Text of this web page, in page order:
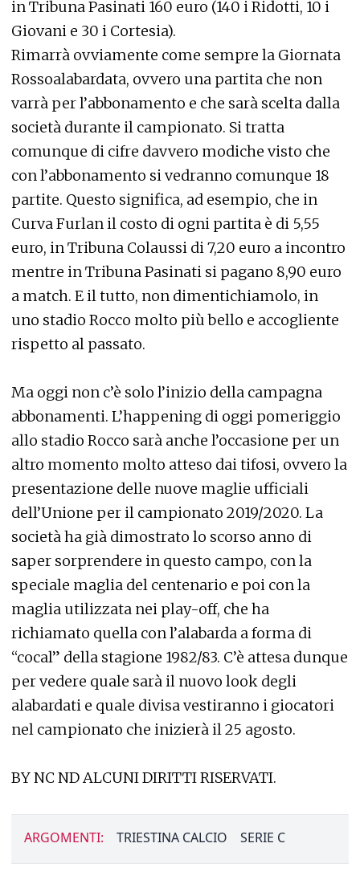
in Tribuna Pasinati 160 euro (140 i Ridotti, 10 i
Giovani e 30 i Cortesia).
Rimarrà ovviamente come sempre la Giornata
Rossoalabardata, ovvero una partita che non
varrà per l’abbonamento e che sarà scelta dalla
società durante il campionato. Si tratta
comunque di cifre davvero modiche visto che
con l’abbonamento si vedranno comunque 18
partite. Questo significa, ad esempio, che in
Curva Furlan il costo di ogni partita è di 5,55
euro, in Tribuna Colaussi di 7,20 euro a incontro
mentre in Tribuna Pasinati si pagano 8,90 euro
a match. E il tutto, non dimentichiamolo, in
uno stadio Rocco molto più bello e accogliente
rispetto al passato.
Ma oggi non c’è solo l’inizio della campagna
abbonamenti. L’happening di oggi pomeriggio
allo stadio Rocco sarà anche l’occasione per un
altro momento molto atteso dai tifosi, ovvero la
presentazione delle nuove maglie ufficiali
dell’Unione per il campionato 2019/2020. La
società ha già dimostrato lo scorso anno di
saper sorprendere in questo campo, con la
speciale maglia del centenario e poi con la
maglia utilizzata nei play-off, che ha
richiamato quella con l’alabarda a forma di
“cocal” della stagione 1982/83. C’è attesa dunque
per vedere quale sarà il nuovo look degli
alabardati e quale divisa vestiranno i giocatori
nel campionato che inizierà il 25 agosto.
BY NC ND ALCUNI DIRITTI RISERVATI.
ARGOMENTI: TRIESTINA CALCIO SERIE C